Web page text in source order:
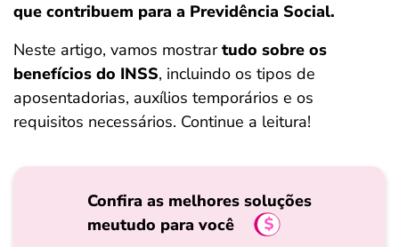
que contribuem para a Previdência Social.
Neste artigo, vamos mostrartudo sobre os
benefícios do INSS, incluindo os tipos de
aposentadorias, auxílios temporários e os
requisitos necessários. Continue a leitura!
Confira as melhores soluções
meutudo para você